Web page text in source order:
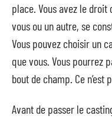
place. Vous avez le
vous ou un autre, se
Vous pouvez choisir un
que vous. Vous pourrez
bout de champ. Ce n’est
Avant de passer le